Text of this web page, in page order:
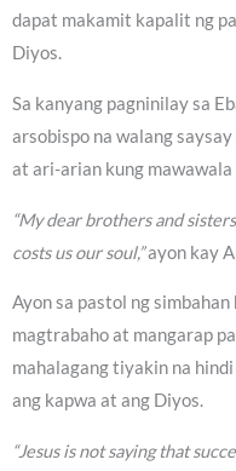
dapat makamit kapalit ng
Diyos.
Sa kanyang pagninilay sa
arsobispo na walang
at ari-arian kung
“My dear brothers and
costs us our soul,”ayon kay
Ayon sa pastol ng
magtrabaho at mangarap
mahalagang tiyakin na
ang kapwa at ang Diyos.
“Jesus is not saying that